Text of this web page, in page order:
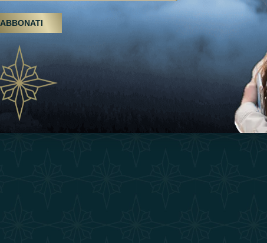
Escursioni, trattamenti termali e yoga, gli
Emirati Arabi Uniti crescono come
destinazione del benessere
03 April 2025
Évasions hivernales pour les voyageurs des
Émirats: refinir le voyage de luxe
10 March 2025
Esperienza
ABBONATI